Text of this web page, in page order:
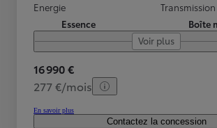
Energie
Essence
Transmission
Boîte
Voir plus
16 990 €
277 €/mois
En savoir plus
Contactez la concession